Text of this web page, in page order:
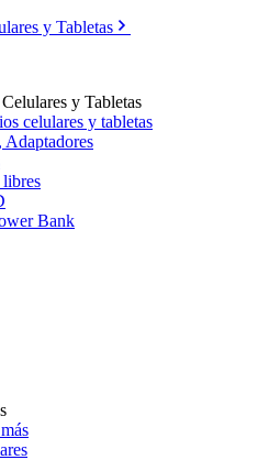
y Tabletas
y Tabletas
celulares y tabletas
Adaptadores
Bank